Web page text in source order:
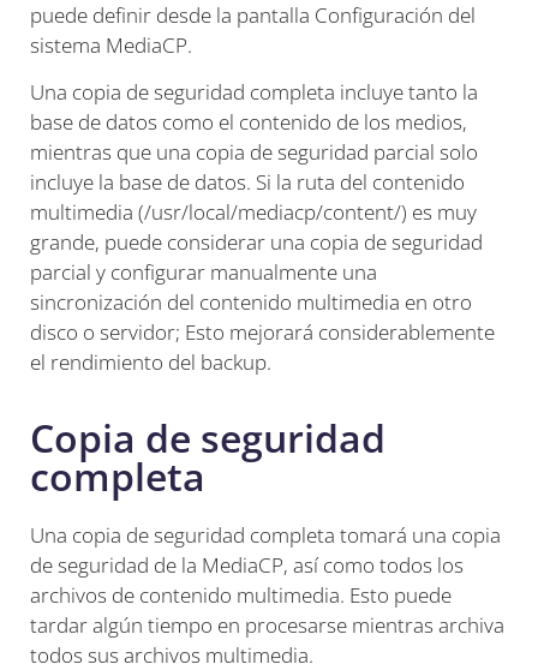
puede definir desde la pantalla Configuración del
sistema MediaCP.
Una copia de seguridad completa incluye tanto la
base de datos como el contenido de los medios,
mientras que una copia de seguridad parcial solo
incluye la base de datos. Si la ruta del contenido
multimedia (/usr/local/mediacp/content/) es muy
grande, puede considerar una copia de seguridad
parcial y configurar manualmente una
sincronización del contenido multimedia en otro
disco o servidor; Esto mejorará considerablemente
el rendimiento del backup.
Copia de seguridad
completa
Una copia de seguridad completa tomará una copia
de seguridad de la MediaCP, así como todos los
archivos de contenido multimedia. Esto puede
tardar algún tiempo en procesarse mientras archiva
todos sus archivos multimedia.